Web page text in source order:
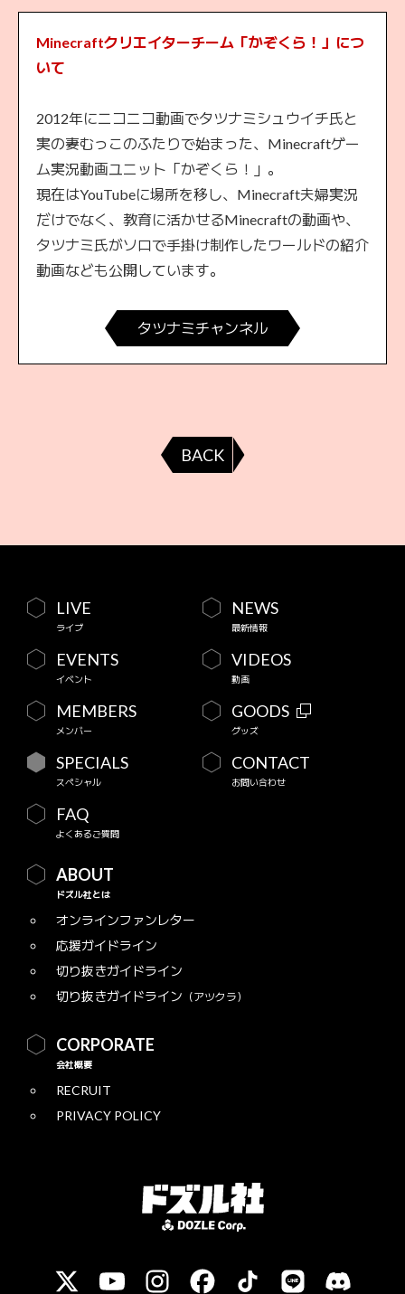
Minecraftクリエイターチーム「かぞくら！」につ
いて
2012年にニコニコ動画でタツナミシュウイチ⽒と
実の妻むっこのふたりで始まった、Minecraftゲー
ム実況動画ユニット「かぞくら！」。
現在はYouTubeに場所を移し、Minecraft夫婦実況
だけでなく、教育に活かせるMinecraftの動画や、
タツナミ⽒がソロで⼿掛け制作したワールドの紹介
動画なども公開しています。
タツナミチャンネル
BACK
LIVE
ライブ
NEWS
最新情報
EVENTS
イベント
VIDEOS
動画
MEMBERS
メンバー
GOODS
グッズ
SPECIALS
スペシャル
CONTACT
お問い合わせ
FAQ
よくあるご質問
ABOUT
ドズル社とは
オンラインファンレター
応援ガイドライン
切り抜きガイドライン
切り抜きガイドライン （アツクラ）
CORPORATE
会社概要
RECRUIT
PRIVACY POLICY